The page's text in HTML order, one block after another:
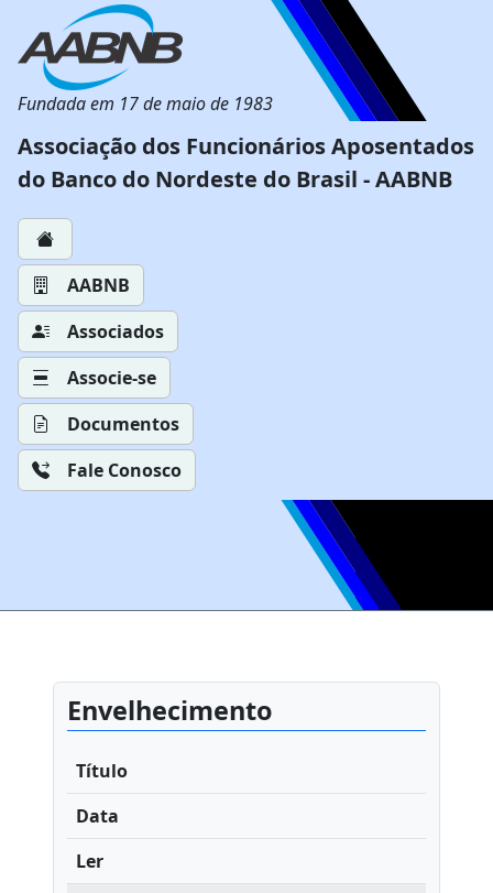
Fundada em 17 de maio de 1983
Associação dos Funcionários Aposentados
do Banco do Nordeste do Brasil - AABNB
AABNB
Associados
Associe-se
Documentos
Fale Conosco
Envelhecimento
Título
Data
Ler